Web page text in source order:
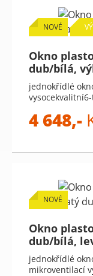
NOVÉ
Okno
dub/bílá,
jednokřídlé
4 648,-
NOVÉ
Okno
dub/bílá,
jednokřídlé
mikroventilací